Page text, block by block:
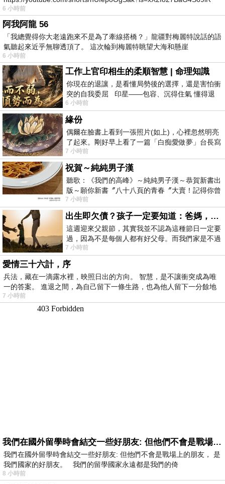
https
6 小時前
阿我阿龍 56
「我總覺得你大老遠跑來不是為了牽線搭橋？」龍疆對梅麗特說話的語
氣聽起來近乎無聊透頂了。 這次輪到梅麗特眺望大海和懸崖
6 小時前
工作上官印相生的柔順智慧 | 命理知識
你現在的退讓，是看懂局勢後的選擇，還是害怕衝
突的自我委屈 印星——包容、沉得住氣 懂得退
一步觀察，不會
6 小時前
緣份
偶爾在臉書上看到一張照片(如上)，心裡忽然明亮
了起來。剛好早上看了一篇「白痴愛做夢」台長寫
的貼文，在回顧年輕時瘋狂愛上
7 小時前
祝賀～純純男子漢
聽歌：《我們的高峰》～純純男子漢～恭賀新書出
版～願你新書〞八十八頁的青春〞大賣！記得你曾
經在我的版留言…「好讚的圖^^感覺大家
7 小時前
出生即欠債？孩子一定要知道：爸媽，其實我不欠你們
這週迎來父親節，其實我並不認為這種節日一定要
過，因為不是每個人都有好父母。而我們家是不過
節的，平時也沒什麼儀式感，生活趨近冷
7 小時前
愛情三十六計，序
兵法，藏在一滴露水裡，映照日出的方向。 智慧，是不讓衝突成為唯
一的答案。 進退之間，為自己留下一條生路，也為他人留下一分餘地
7 小時前
我們在國外留學時會結交一些好朋友: 但他們不會是戰場上的朋友
我們在國外留學時會結交一些好朋友: 但他們不會是戰場上的朋友， 是
我們國家的好朋友。 我們的留學國家永遠都是我們的倚
8 小時前